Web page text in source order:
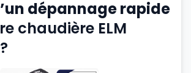
dépannage rapide
chaudière ELM